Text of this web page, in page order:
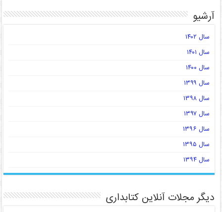
آرشیو
سال ۱۴۰۲
سال ۱۴۰۱
سال ۱۴۰۰
سال ۱۳۹۹
سال ۱۳۹۸
سال ۱۳۹۷
سال ۱۳۹۶
سال ۱۳۹۵
سال ۱۳۹۴
دیگر مجلات آنلاین کتابداری